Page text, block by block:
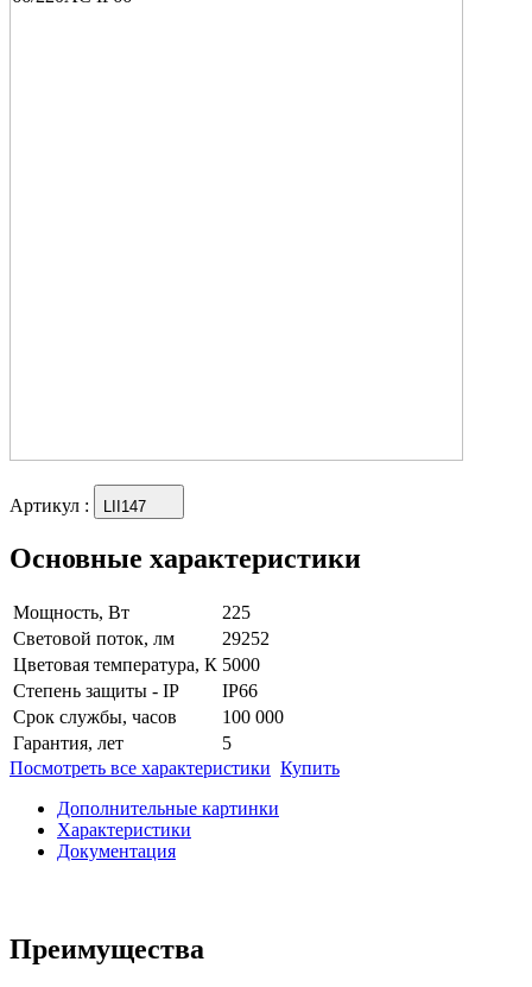
Артикул : LII147
Основные характеристики
Мощность, Вт
225
Световой поток, лм
29252
Цветовая температура, К 5000
Степень защиты - IP
IP66
Срок службы, часов
100 000
Гарантия, лет
5
Посмотреть все характеристики Купить
Дополнительные картинки
Характеристики
Документация
Преимущества